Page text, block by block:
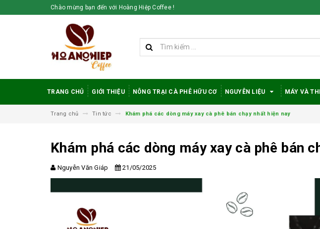
Chào mừng bạn đến với Hoàng Hiệp Coffee !
TRANG CHỦ GIỚI THIỆU NÔNG TRẠI CÀ PHÊ HỮU CƠ NGUYÊN LIỆU MÁY VÀ
Trang chủ Tin tức Khám phá các dòng máy xay cà phê bán chạy nhất hiện nay
Khám phá các dòng máy xay cà phê bán
Nguyễn Văn Giáp 21/05/2025
được đánh giá cao
10/06/